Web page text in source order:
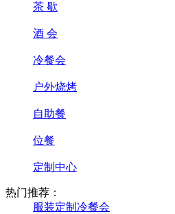
茶 歇
酒 会
冷餐会
户外烧烤
自助餐
位餐
定制中心
热门推荐：
服装定制冷餐会